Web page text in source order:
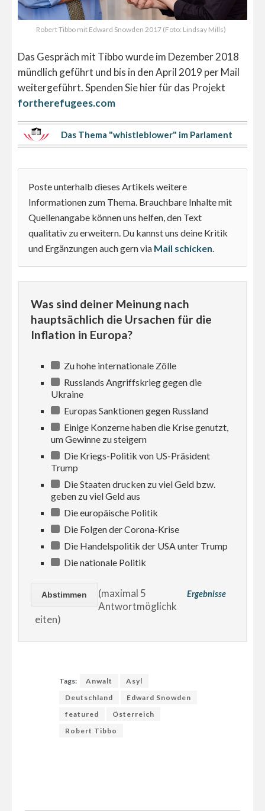
Robert Tibbo mit Edward Snowden 2017 (Foto: Lindsay Mills)
Das Gespräch mit Tibbo wurde im Dezember 2018
mündlich geführt und bis in den April 2019 per Mail
weitergeführt. Spenden Sie hier für das Projekt
fortherefugees.com
Das Thema "whistleblower" im Parlament
Poste unterhalb dieses Artikels weitere
Informationen zum Thema. Brauchbare Inhalte mit
Quellenangabe können uns helfen, den Text
qualitativ zu erweitern. Du kannst uns deine Kritik
und Ergänzungen auch gern via Mail schicken.
Was sind deiner Meinung nach
hauptsächlich die Ursachen für die
Inflation in Europa?
Zu hohe internationale Zölle
Russlands Angriffskrieg gegen die
Ukraine
Europas Sanktionen gegen Russland
Einige Konzerne haben die Krise genutzt,
um Gewinne zu steigern
Die Kriegs-Politik von US-Präsident
Trump
Die Staaten drucken zu viel Geld bzw.
geben zu viel Geld aus
Die europäische Politik
Die Folgen der Corona-Krise
Die Handelspolitik der USA unter Trump
Die nationale Politik
Ergebnisse
(maximal 5
Antwortmöglichk
eiten)
Tags: Anwalt
Asyl
Deutschland
Edward Snowden
featured
Österreich
Robert Tibbo